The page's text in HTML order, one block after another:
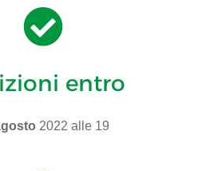

entro
2022 alle 19